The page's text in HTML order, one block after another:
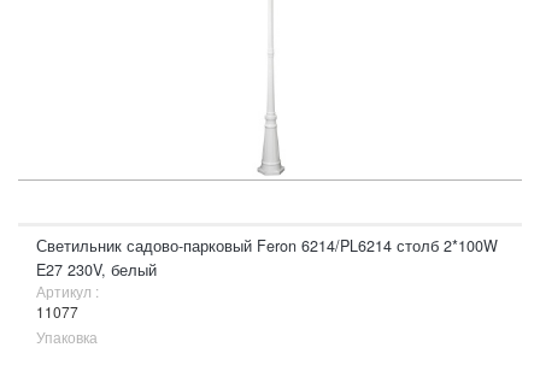
Светильник садово-парковый Feron 6214/PL6214 столб 2*100W
E27 230V, белый
Артикул :
11077
Упаковка